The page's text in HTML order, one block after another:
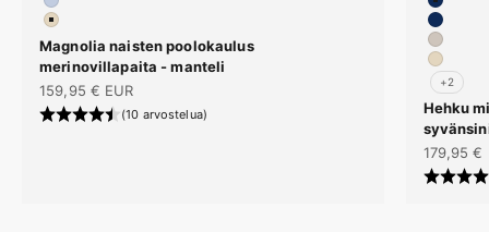
#C1CCE0
#E3D6BF
Magnolia naisten poolokaulus
merinovillapaita - manteli
Alennushinta
159,95 € EUR
(10 arvostelua)
+2
Hehku
179,95 €